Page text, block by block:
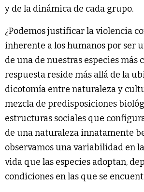
y de la dinámica de cada grupo.
¿Podemos justificar la violencia
inherente a los humanos por ser
de una de nuestras especies más
respuesta reside más allá de la
dicotomía entre naturaleza y
mezcla de predisposiciones
estructuras sociales que
de una naturaleza innatamente
observamos una variabilidad en
vida que las especies adoptan,
condiciones en las que se